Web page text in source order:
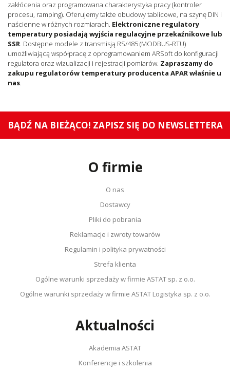
zakłócenia oraz programowana charakterystyka pracy (kontroler
procesu, ramping). Oferujemy także obudowy tablicowe, na szynę DIN i
naścienne w różnych rozmiarach. Elektroniczne regulatory
temperatury posiadają wyjścia regulacyjne przekaźnikowe lub
SSR . Dostępne modele z transmisją RS/485 (MODBUS-RTU)
umożliwiającą współpracę z oprogramowaniem ARSoft do konfiguracji
regulatora oraz wizualizacji i rejestracji pomiarów. Zapraszamy do
zakupu regulatorów temperatury producenta APAR właśnie u
nas
BĄDŹ NA BIEŻĄCO! ZAPISZ SIĘ DO NEWSLETTERA
O firmie
O nas
Dostawcy
Pliki do pobrania
Reklamacje i zwroty towarów
Regulamin i polityka prywatności
Strefa klienta
Ogólne warunki sprzedaży w firmie ASTAT sp. z o.o.
Ogólne warunki sprzedaży w firmie ASTAT Logistyka sp. z o.o.
Aktualności
Akademia ASTAT
Konferencje i szkolenia